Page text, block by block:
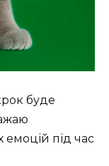
буде
емоцій під час